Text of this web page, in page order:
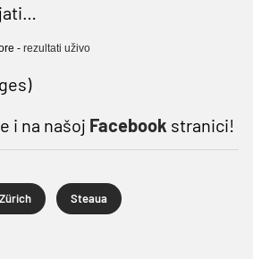
- rezultati uživo
i na našoj Facebook stranici!
Steaua